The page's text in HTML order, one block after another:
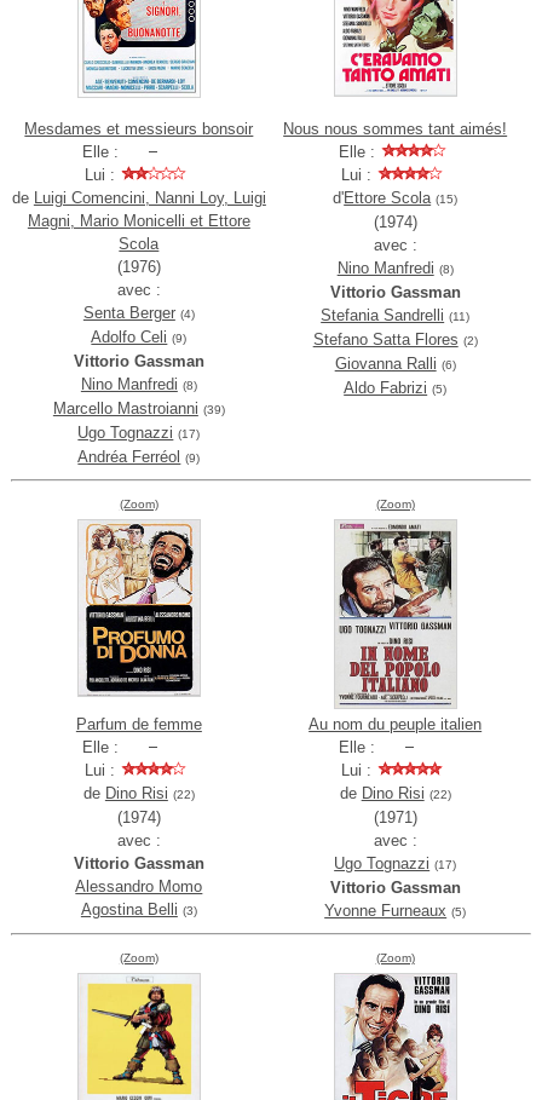
Mesdames et messieurs bonsoir
Elle :
Lui :
de Luigi Comencini, Nanni Loy, Luigi
Magni, Mario Monicelli et Ettore
Scola
(1976)
avec :
Senta Berger (4)
Adolfo Celi (9)
Vittorio Gassman
Nino Manfredi (8)
Marcello Mastroianni (39)
Ugo Tognazzi (17)
Andréa Ferréol (9)
Nous nous sommes tant aimés!
Elle :
Lui :
d'Ettore Scola (15)
(1974)
avec :
Nino Manfredi (8)
Vittorio Gassman
Stefania Sandrelli (11)
Stefano Satta Flores (2)
Giovanna Ralli (6)
Aldo Fabrizi (5)
(Zoom)
Parfum de femme
Elle :
Lui :
de Dino Risi (22)
(1974)
avec :
Vittorio Gassman
Alessandro Momo
Agostina Belli (3)
(Zoom)
Au nom du peuple italien
Elle :
Lui :
de Dino Risi (22)
(1971)
avec :
Ugo Tognazzi (17)
Vittorio Gassman
Yvonne Furneaux (5)
(Zoom) (Zoom)